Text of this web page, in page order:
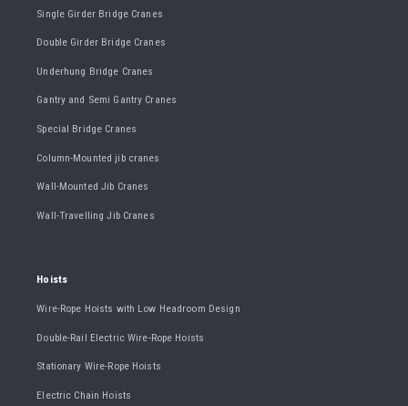
Single Girder Bridge Cranes
Double Girder Bridge Cranes
Underhung Bridge Cranes
Gantry and Semi Gantry Cranes
Special Bridge Cranes
Column-Mounted jib cranes
Wall-Mounted Jib Cranes
Wall-Travelling Jib Cranes
Hoists
Wire-Rope Hoists with Low Headroom Design
Double-Rail Electric Wire-Rope Hoists
Stationary Wire-Rope Hoists
Electric Chain Hoists